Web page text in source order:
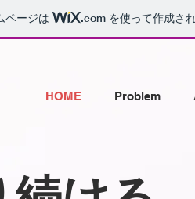
ページは .comを使って作成さ
HOME Problem